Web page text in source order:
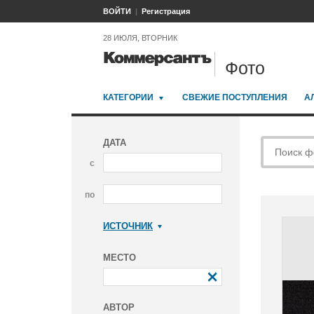
ВОЙТИ Регистрация
28 ИЮЛЯ, ВТОРНИК
Фото
КАТЕГОРИИ СВЕЖИЕ ПОСТУПЛЕНИЯ
ДАТА
с
по
ИСТОЧНИК
МЕСТО
АВТОР